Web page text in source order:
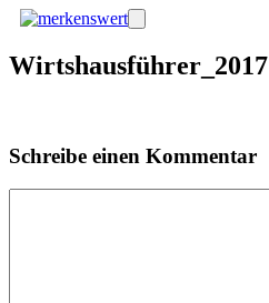
Zum
springen
Menü
Wirtshausführer_2017
Schreibe einen Kommentar